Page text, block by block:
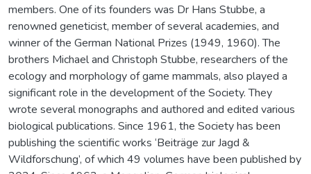
members. One of its founders was Dr Hans Stubbe, a
renowned geneticist, member of several academies, and
winner of the German National Prizes (1949, 1960). The
brothers Michael and Christoph Stubbe, researchers of the
ecology and morphology of game mammals, also played a
significant role in the development of the Society. They
wrote several monographs and authored and edited various
biological publications. Since 1961, the Society has been
publishing the scientific works ‘Beiträge zur Jagd &
Wildforschung’, of which 49 volumes have been published by